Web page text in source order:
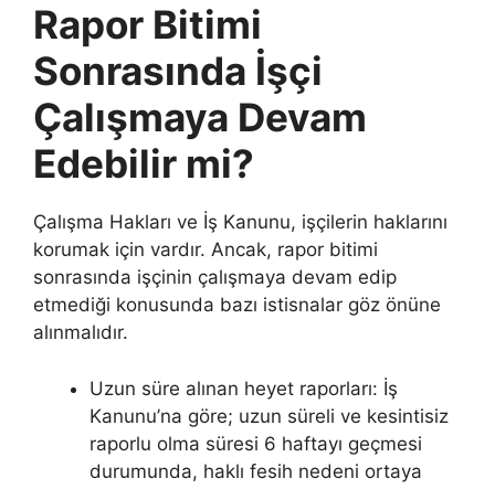
Rapor Bitimi
Sonrasında İşçi
Çalışmaya Devam
Edebilir mi?
Çalışma Hakları ve İş Kanunu, işçilerin haklarını
korumak için vardır. Ancak, rapor bitimi
sonrasında işçinin çalışmaya devam edip
etmediği konusunda bazı istisnalar göz önüne
alınmalıdır.
Uzun süre alınan heyet raporları: İş
Kanunu’na göre; uzun süreli ve kesintisiz
raporlu olma süresi 6 haftayı geçmesi
durumunda, haklı fesih nedeni ortaya